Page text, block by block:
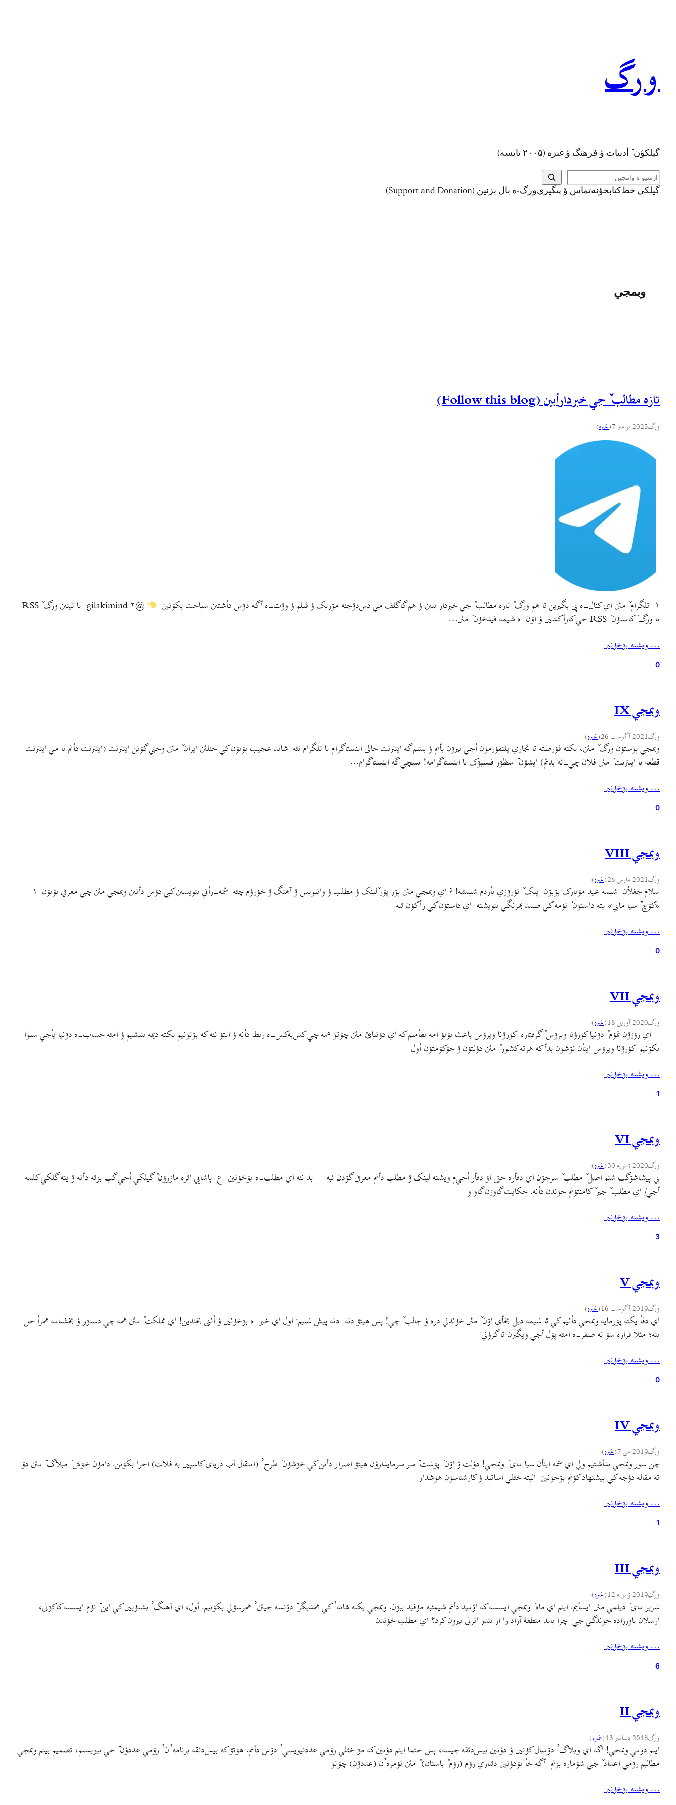
ورگ
گيلکؤن ٚ أدبیات ؤ فرهنگ ؤ غىره (۲۰۰۵ تايسه)
ج
س
تگيلکي خط کتابخؤنهتماس ؤ پىگيريورگ-ه بال بزنين (Support and Donation)
وبمجي
تازه مطالب ٚ جي خبردارأبين (Follow this blog)
ورگ2025 نوامبر 7 (غىره)
۱. تلگرام ٚ مئن اي کنال-ه پى بگيرين تا هم ورگ ٚ تازه مطالب ٚ جي خبردار ببين ؤ هم گاگلف مي دس‌دؤجئه مۊزيک ؤ فيلم ؤ وؤت-ه أگه دۊس دأشتين سياحت بکۊنين.
@gilakimind ۲. ىا تينين ورگ ٚ RSS
ىا ورگ ٚ کامنتؤن ٚ RSS جي کارأکشين ؤ اۊن-ه شيمه فيدخؤن ٚ مئن…
… ويشته بۊخؤنين
0
وبمجي IX
ورگ2021 آگوست 26 (غىره)
وبمجي پؤستؤن ورگ ٚ مئن، ىکته فؤرصته تا تجاري پلتفؤرمؤن أجي بيرۊن بأىم ؤ بىنيم گه اينترنت خالي اينستاگرام ىا تلگرام نئه. شاىد عجيب بۊبۊن کي خئلئن ايران ٚ مئن وختي گۊنن اينترنت (اينترنت دأنم ىا مي اينترنت
قطعه ىا اينترنت ٚ مئن فلان چي-ئه بدئم) ايشؤن ٚ منظۊر فىسبۊک ىا اينستاگرامه! بسچي گه اينستاگرام…
… ويشته بۊخؤنين
0
وبمجي VIII
ورگ2021 مارس 26 (غىره)
سلام جغلأن. شيمه عيد مۊبارک بۊبۊن. پیک ٚ نؤرۊزي بأردم شيمئبه! ? اي وبمجي مئن پۊر پۊر ٚلينک ؤ مطلب ؤ وانيويس ؤ آهنگ ؤ خؤرؤم چئه. شمه-رأني بنويسين کي دۊس دأنين وبمجي مئن چي معرفي بۊبۊن. ۱.
«کۊچ ٚ سیا مایي» یته داستؤن ٚ نؤمه کي صمد بهرنگي بنویشته. اي داستؤن کي زأکؤن ئبه…
… ويشته بۊخؤنين
0
وبمجي VII
ورگ2020 آوریل 18 (غىره)
– اي رۊزؤن تمؤم ٚ دۊنیا کؤرؤنا ویرۊس ٚ گرفتاره. کؤرؤنا ويرۊس باعث بۊبؤ امه بفأميم که اي دۊنیایٚ مئن چۊتؤ همه چي کس‌به‌کس-ه ربط دأنه ؤ ايتؤ نئه که بۊتؤنيم يکته ديمه بنيشيم ؤ امئه حساب-ه دۊنيا يأجي سيوا
بکۊنيم. کؤرؤنا ويرۊس اينأن نۊشؤن بدأ که هرته کشور ٚ مئن دؤلتؤن ؤ حۊکۊمتؤن أول…
… ويشته بۊخؤنين
1
وبمجي VI
ورگ2020 ژانویه 30 (غىره)
بي پیشاشۊگب شنم اصل ٚ مطلب ٚ سرچۊن اي دفأره حتی اۊ دفأر أجي‌م ويشته لینک ؤ مطلب دأنم معرفي گۊدن ئبه. – بد نئه اي مطلب-ه بۊخؤنين. ع. پاشایي ائره مازرۊن ٚ گیلکي أجي گب بزئه دأنه ؤ يته گلکي کلمه
أجي/ اي مطلب ٚ جير ٚ کامنتؤنم خؤندن دأنه: حکایت گاوزن گاو و…
… ويشته بۊخؤنين
3
وبمجي V
ورگ2019 آگوست 16 (غىره)
اي دفأ یکته پۊرمايه وبمجي دأنیم کي تا شيمه ديل بخأی اۊن ٚ مئن خؤندني دره ؤ جالب ٚ چي! پس هيتؤ دنه-دنه پيش شنيم: اول اي خبر-ه بۊخؤنین ؤ أننی بخندین! اي مملکت ٚ مئن همه چي دستۊر ؤ بخشنامه همرأ حل
بنه؛ مثلا قراره سۊ ته صفر-ه امئه پۊل أجي ويگيرن تا گرؤني…
… ويشته بۊخؤنين
0
وبمجي IV
ورگ2019 می 7 (غىره)
چن سور وبمجي ندأشتيم ولي اي شمه اينأن سیا مای ٚ وبمجي! دؤلت ؤ اۊن ٚ پۊشت ٚ سر سرمایدارؤن هيتؤ اصرار دأنن کي خۊشؤن ٚ طرح’ (انتقال آب دریای کاسپین به فلات) اجرا بکۊنن. دامؤن خۊش ٚ مبلاگ ٚ مئن دۊ
ته مقاله دؤجه کي پيشنهاد کؤنم بۊخؤنين. البته خئلي اساتيد ؤ کارشناسؤن هؤشدار…
… ويشته بۊخؤنين
1
وبمجي III
ورگ2019 ژانویه 12 (غىره)
شریر مای ٚ دیلمي مئن ایسأیم. اینم اي ماه ٚ وبمجي ایسسه که اؤمید دأنم شیمئبه مؤفيد ببۊن. وبمجي یکته بهانه’ کي همدیگر ٚ دؤنسه چيئن’ همرسؤني بکۊنيم. أول، اي آهنگ’ بشتؤیین کي این ٚ نؤم ایسسه کاکۊلی،
ارسلان یاورزاده خؤندگي جي. چرا باید منطقهٔ آزاد را از بندر انزلی بیرون کرد؟ اي مطلب خؤندن…
… ويشته بۊخؤنين
6
وبمجي II
ورگ2018 دسامبر 13 (غىره)
اینم دومي وبمجي! اگه اي وبلاگ’ دۊمبال کؤنین ؤ دؤنین بیس‌دئقه‌ چیسه، پس حتما اینم دؤنین که مۊ خئلي رۊمي عددنیویسي’ دۊس دأنم. هۊتؤ که بیس‌دئقه برنامه’ن’ رۊمي عددؤن ٚ جي نیویسنم، تصمیم بیتم وبمجي
مطالبم رۊمي اعداد ٚ جي شۊماره بزنم. أگه خأ بۊدؤنين دئباري رۊم (رۊم ٚ باستان) ٚ مئن نؤمره’ن (عددؤن) چۊتؤ…
… ويشته بۊخؤنين